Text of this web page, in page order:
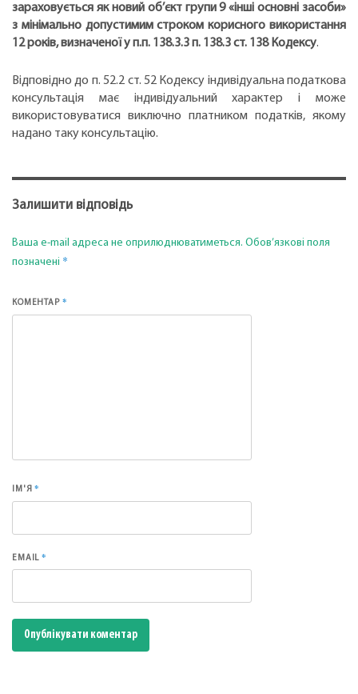
зараховується як новий об’єкт групи 9 «інші основні засоби»
з мінімально допустимим строком корисного використання
12 років, визначеної у п.п. 138.3.3 п. 138.3 ст. 138 Кодексу.
Відповідно до п. 52.2 ст. 52 Кодексу індивідуальна податкова
консультація має індивідуальний характер і може
використовуватися виключно платником податків, якому
надано таку консультацію.
Залишити відповідь
Ваша e-mail адреса не оприлюднюватиметься. Обов’язкові поля
позначені *
КОМЕНТАР *
ІМ'Я*
EMAIL*